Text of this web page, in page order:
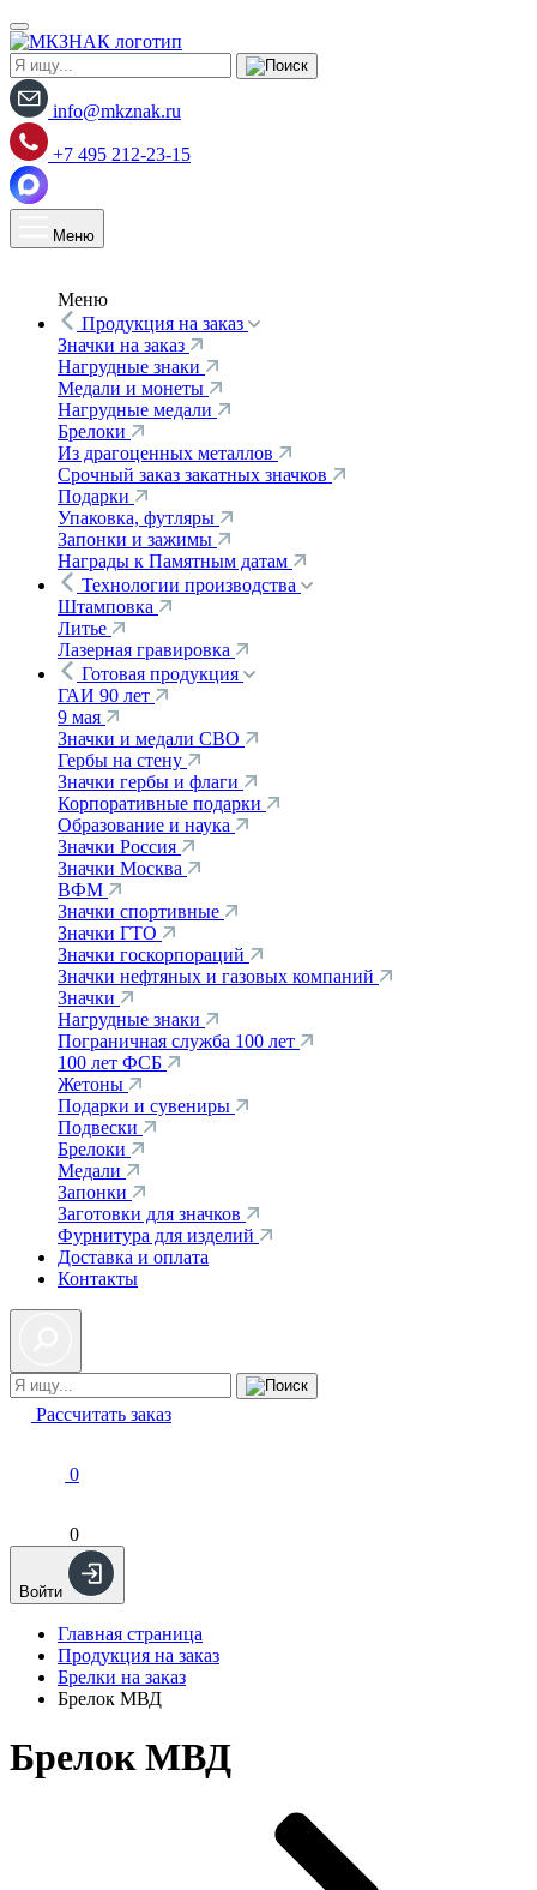
info@mkznak.ru
+7 495 212-23-15
Меню
Меню
Продукция на заказ
Значки на заказ
Нагрудные знаки
Медали и монеты
Нагрудные медали
Брелоки
Из драгоценных металлов
Срочный заказ закатных значков
Подарки
Упаковка, футляры
Запонки и зажимы
Награды к Памятным датам
Технологии производства
Штамповка
Литье
Лазерная гравировка
Готовая продукция
ГАИ 90 лет
9 мая
Значки и медали СВО
Гербы на стену
Значки гербы и флаги
Корпоративные подарки
Образование и наука
Значки Россия
Значки Москва
ВФМ
Значки спортивные
Значки ГТО
Значки госкорпораций
Значки нефтяных и газовых компаний
Значки
Нагрудные знаки
Пограничная служба 100 лет
100 лет ФСБ
Жетоны
Подарки и сувениры
Подвески
Брелоки
Медали
Запонки
Заготовки для значков
Фурнитура для изделий
Доставка и оплата
Контакты
Рассчитать заказ
0
0
Войти
Главная страница
Продукция на заказ
Брелки на заказ
Брелок МВД
Брелок МВД